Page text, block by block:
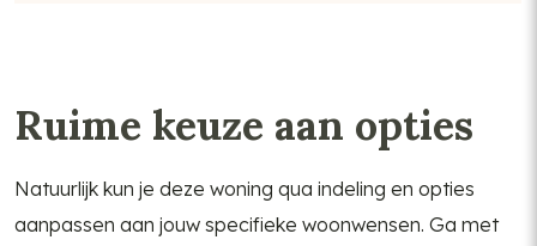
Ruime keuze aan opties
Natuurlijk kun je deze woning qua indeling en opties
aanpassen aan jouw specifieke woonwensen. Ga met